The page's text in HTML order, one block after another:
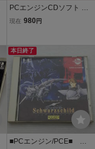
PCエンジンCDソフト ス
ーパーシュヴァルツシル
現在 980 円
本日終了
■PCエンジン/PCE■ ス